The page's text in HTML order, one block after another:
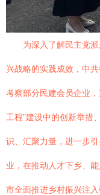
为深入了解民主党
兴战略的实践成效，中
考察部分民建会员企业
工程”建设中的创新举措
识、汇聚力量，进一步
业，在推动人才下乡、
市全面推进乡村振兴注入